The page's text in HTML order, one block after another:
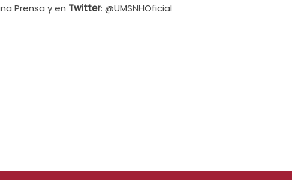
Prensa y en Twitter: @UMSNHOficial